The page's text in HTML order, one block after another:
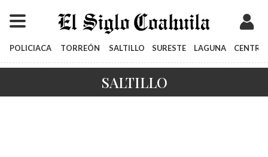
POLICIACA TORREÓN SALTILLO SURESTE LAGUNA CENTRO
SALTILLO